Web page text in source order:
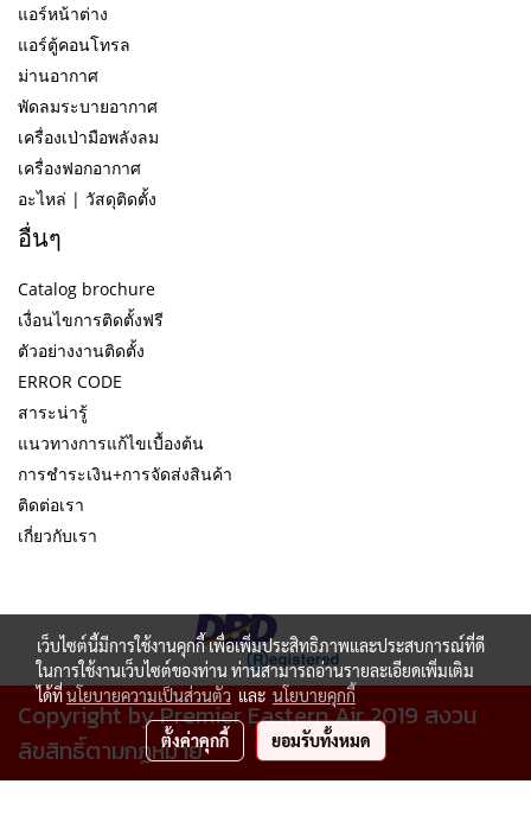
แอร์หน้าต่าง
แอร์ตู้คอนโทรล
ม่านอากาศ
พัดลมระบายอากาศ
เครื่องเป่ามือพลังลม
เครื่องฟอกอากาศ
อะไหล่ | วัสดุติดตั้ง
อื่นๆ
Catalog brochure
เงื่อนไขการติดตั้งฟรี
ตัวอย่างงานติดตั้ง
ERROR CODE
สาระน่ารู้
แนวทางการแก้ไขเบื้องต้น
การชำระเงิน+การจัดส่งสินค้า
ติดต่อเรา
เกี่ยวกับเรา
Copyright by Premier Eastern Air 2019 สงวน
ลิขสิทธิ์ตามกฏหมาย
เว็บไซต์นี้มีการใช้งานคุกกี้ เพื่อเพิ่มประสิทธิภาพและประสบการณ์ที่ดี
ในการใช้งานเว็บไซต์ของท่าน ท่านสามารถอ่านรายละเอียดเพิ่มเติม
ได้ที่นโยบายความเป็นส่วนตัว และ นโยบายคุกกี้
ตั้งค่าคุกกี้ ยอมรับทั้งหมด